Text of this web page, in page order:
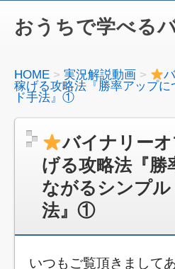
おうちで学べる
HOME 実況解説動画
稼げる攻略法『勝率アップ
ド手法』①
バイナリー
げる攻略法『勝
ながるシンプ
法』①
いつもご覧頂きまして